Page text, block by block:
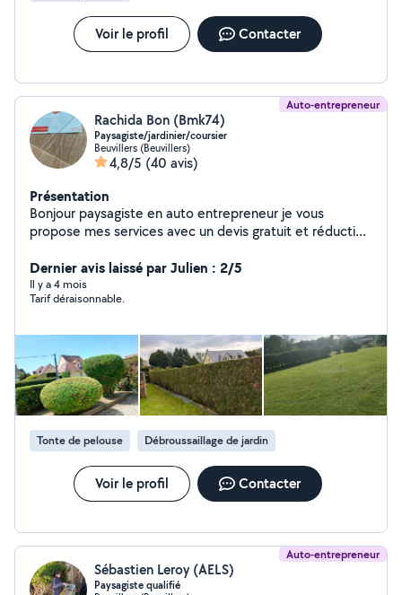
Voir le profil Contacter
Auto-entrepreneur
Rachida Bon (Bmk74)
Paysagiste/jardinier/coursier
Beuvillers (Beuvillers)
4,8/5 (40 avis)
Présentation
Bonjour paysagiste en auto entrepreneur je vous
propose mes services avec un devis gratuit et réduction
toute distance pour tous déplacements courses /rdv
etc... a partir de 10 euros
Dernier avis laissé par Julien : 2/5
Il y a 4 mois
Tarif déraisonnable.
Tonte de pelouse Débroussaillage de jardin
Voir le profil Contacter
Auto-entrepreneur
Sébastien Leroy (AELS)
Paysagiste qualifié